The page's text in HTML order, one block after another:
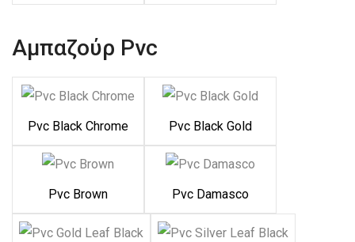
Αμπαζούρ Pvc
Pvc Black Chrome Pvc Black Gold
Pvc Brown Pvc Damasco